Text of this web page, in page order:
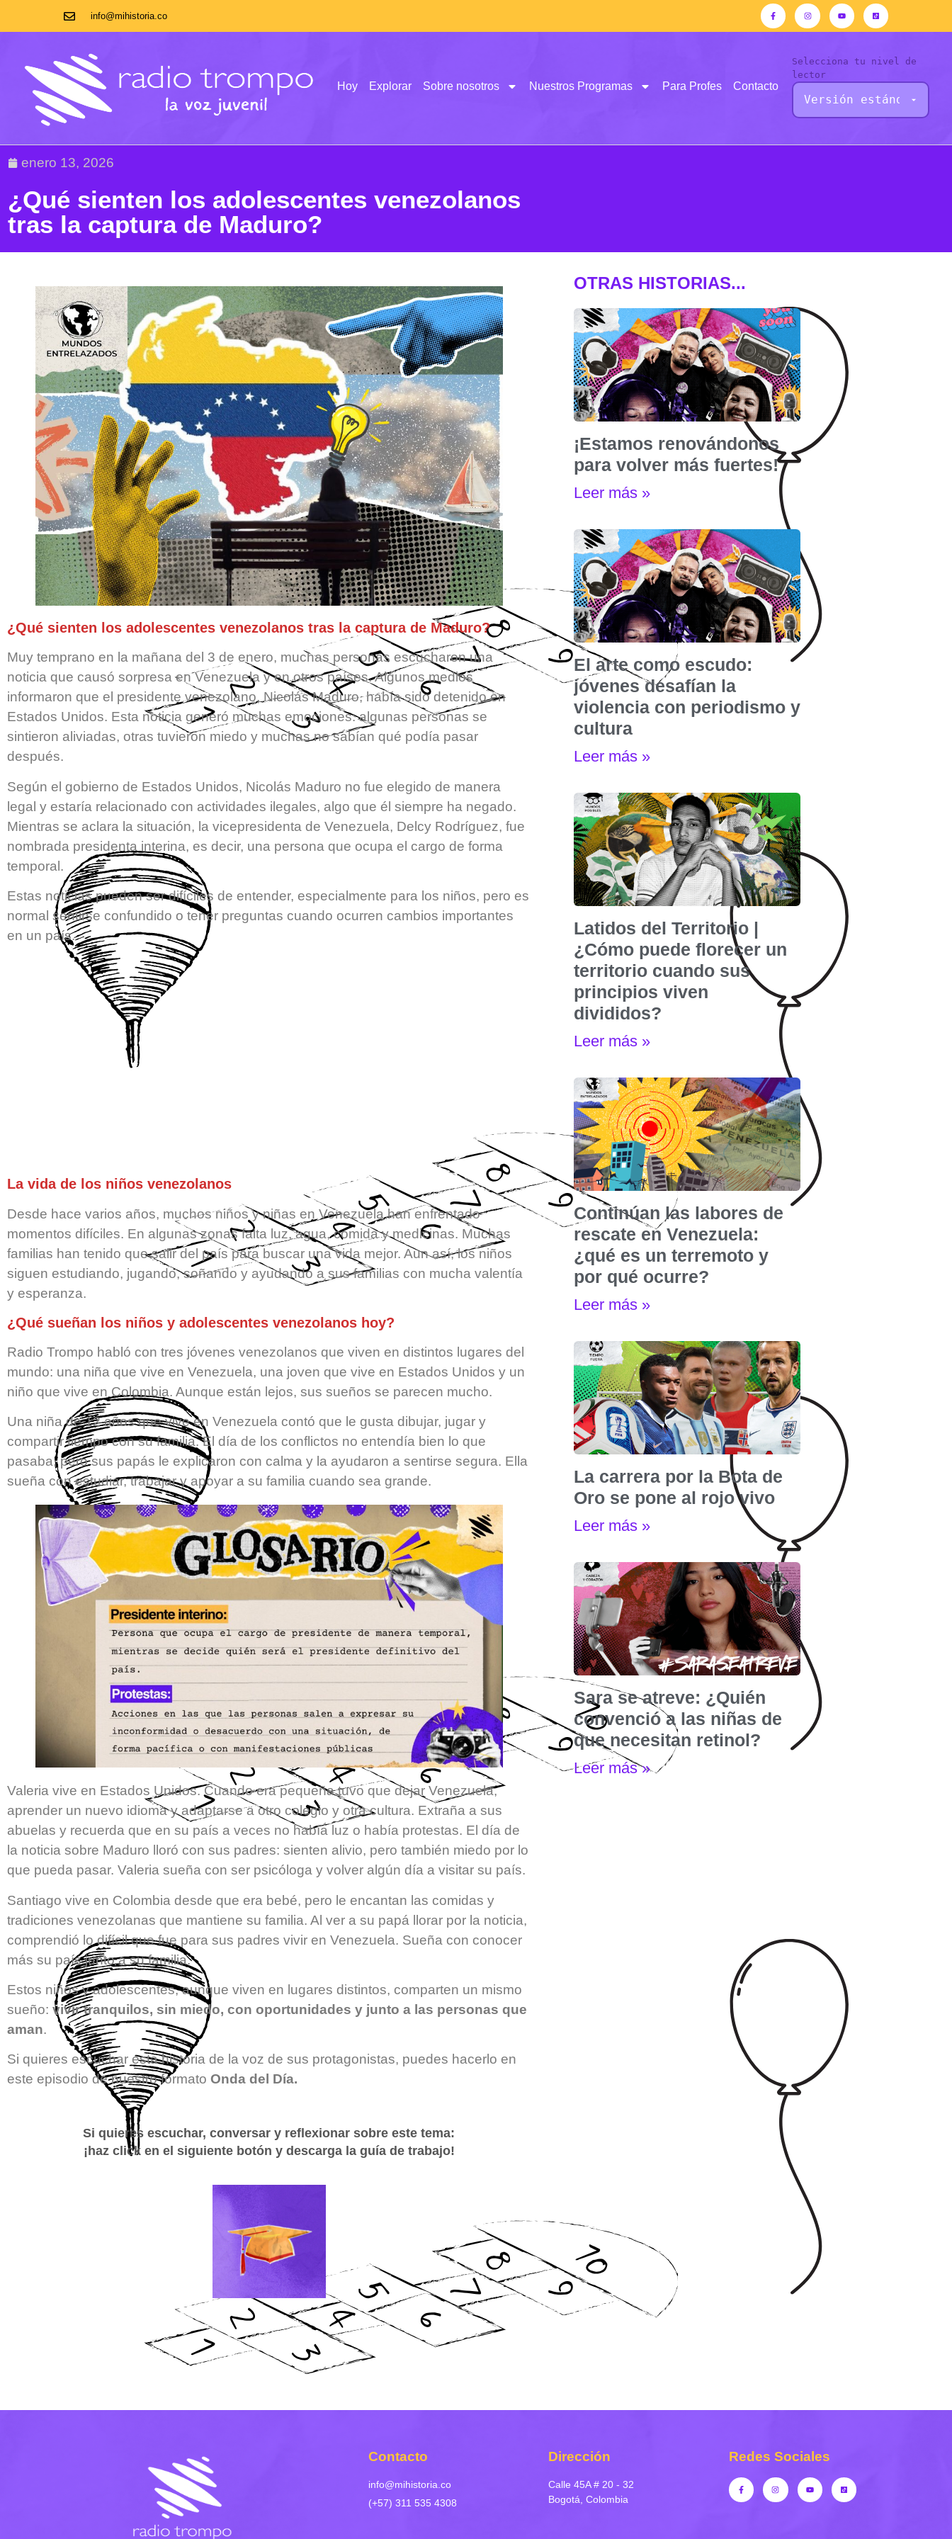
info@mihistoria.co
Hoy Explorar Sobre nosotros Nuestros Programas Para Profes Contacto
Selecciona tu nivel de
lector
enero 13, 2026
¿Qué sienten los adolescentes venezolanos
tras la captura de Maduro?
¿Qué sienten los adolescentes venezolanos tras la captura de Maduro?
Muy temprano en la mañana del 3 de enero, muchas personas escucharon una
noticia que causó sorpresa en Venezuela y en otros países. Algunos medios
informaron que el presidente venezolano, Nicolás Maduro, había sido detenido en
Estados Unidos. Esta noticia generó muchas emociones: algunas personas se
sintieron aliviadas, otras tuvieron miedo y muchas no sabían qué podía pasar
después.
Según el gobierno de Estados Unidos, Nicolás Maduro no fue elegido de manera
legal y estaría relacionado con actividades ilegales, algo que él siempre ha negado.
Mientras se aclara la situación, la vicepresidenta de Venezuela, Delcy Rodríguez, fue
nombrada presidenta interina, es decir, una persona que ocupa el cargo de forma
temporal.
Estas noticias pueden ser difíciles de entender, especialmente para los niños, pero es
normal sentirse confundido o tener preguntas cuando ocurren cambios importantes
en un país.
La vida de los niños venezolanos
Desde hace varios años, muchos niños y niñas en Venezuela han enfrentado
momentos difíciles. En algunas zonas falta luz, agua, comida y medicinas. Muchas
familias han tenido que salir del país para buscar una vida mejor. Aun así, los niños
siguen estudiando, jugando, soñando y ayudando a sus familias con mucha valentía
y esperanza.
¿Qué sueñan los niños y adolescentes venezolanos hoy?
Radio Trompo habló con tres jóvenes venezolanos que viven en distintos lugares del
mundo: una niña que vive en Venezuela, una joven que vive en Estados Unidos y un
niño que vive en Colombia. Aunque están lejos, sus sueños se parecen mucho.
Una niña de 12 años que vive en Venezuela contó que le gusta dibujar, jugar y
compartir tiempo con su familia. El día de los conflictos no entendía bien lo que
pasaba, pero sus papás le explicaron con calma y la ayudaron a sentirse segura. Ella
sueña con estudiar, trabajar y apoyar a su familia cuando sea grande.
Valeria vive en Estados Unidos. Cuando era pequeña tuvo que dejar Venezuela,
aprender un nuevo idioma y adaptarse a otro colegio y otra cultura. Extraña a sus
abuelas y recuerda que en su país a veces no había luz o había protestas. El día de
la noticia sobre Maduro lloró con sus padres: sienten alivio, pero también miedo por lo
que pueda pasar. Valeria sueña con ser psicóloga y volver algún día a visitar su país.
Santiago vive en Colombia desde que era bebé, pero le encantan las comidas y
tradiciones venezolanas que mantiene su familia. Al ver a su papá llorar por la noticia,
comprendió lo difícil que fue para sus padres vivir en Venezuela. Sueña con conocer
más su país junto a su familia.
Estos niños y adolescentes, aunque viven en lugares distintos, comparten un mismo
sueño: vivir tranquilos, sin miedo, con oportunidades y junto a las personas que
aman.
Si quieres escuchar esta historia de la voz de sus protagonistas, puedes hacerlo en
este episodio de nuestro formato Onda del Día.
Si quieres escuchar, conversar y reflexionar sobre este tema:
¡haz click en el siguiente botón y descarga la guía de trabajo!
OTRAS HISTORIAS...
¡Estamos renovándonos
para volver más fuertes!
Leer más »
El arte como escudo:
jóvenes desafían la
violencia con periodismo y
cultura
Leer más »
Latidos del Territorio |
¿Cómo puede florecer un
territorio cuando sus
principios viven
divididos?
Leer más »
Continúan las labores de
rescate en Venezuela:
¿qué es un terremoto y
por qué ocurre?
Leer más »
La carrera por la Bota de
Oro se pone al rojo vivo
Leer más »
Sara se atreve: ¿Quién
convenció a las niñas de
que necesitan retinol?
Leer más »
Contacto
info@mihistoria.co
(+57) 311 535 4308
Dirección
Calle 45A # 20 - 32
Bogotá, Colombia
Redes Sociales